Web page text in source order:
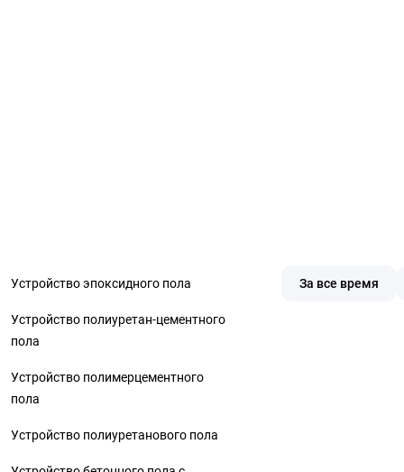
За все время
Устройство эпоксидного пола
Устройство полиуретан-цементного
пола
Устройство полимерцементного
пола
Устройство полиуретанового пола